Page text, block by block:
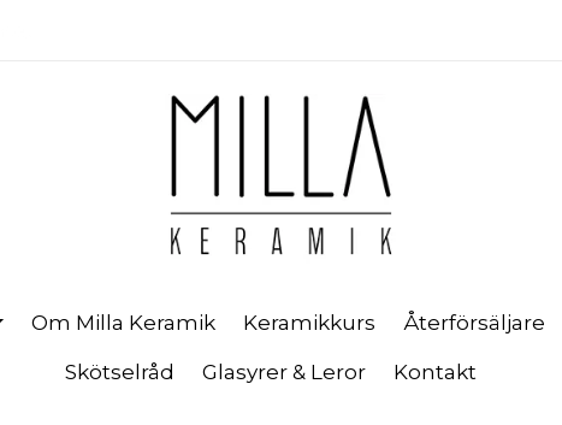
Om Milla Keramik Keramikkurs Återförsäljare
Skötselråd Glasyrer & Leror Kontakt